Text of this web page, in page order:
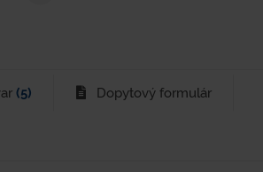
(5) Dopytový formulár